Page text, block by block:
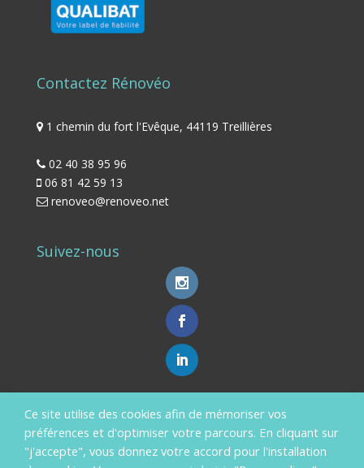
Contactez Rénovéo
1 chemin du fort l'Evêque, 44119 Treillières
02 40 38 95 96
06 81 42 59 13
renoveo@renoveo.net
Suivez-nous
Aides Financières
En savoir plus ?
Ce site utilise des cookies afin de mémoriser vos
préférences et d'optimiser votre parcours. En cliquant sur
"j'accepte", vous donnez votre accord pour l'installation